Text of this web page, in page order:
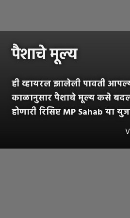
पैशाचे मूल्य
ही व्हायरल झालेली पावती
काळानुसार पैशाचे मूल्य कसे
होणारी रिसिप्ट MP Sahab